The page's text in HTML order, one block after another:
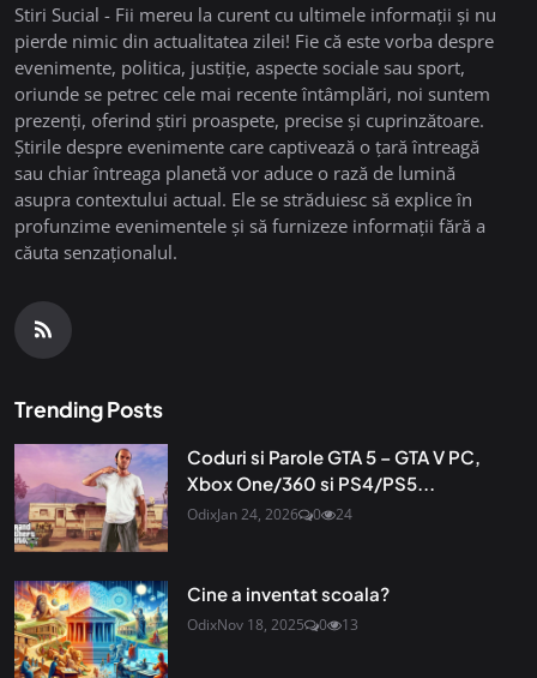
Stiri Sucial - Fii mereu la curent cu ultimele informații și nu
pierde nimic din actualitatea zilei! Fie că este vorba despre
evenimente, politica, justiție, aspecte sociale sau sport,
oriunde se petrec cele mai recente întâmplări, noi suntem
prezenți, oferind știri proaspete, precise și cuprinzătoare.
Știrile despre evenimente care captivează o țară întreagă
sau chiar întreaga planetă vor aduce o rază de lumină
asupra contextului actual. Ele se străduiesc să explice în
profunzime evenimentele și să furnizeze informații fără a
căuta senzaționalul.
Trending Posts
Coduri si Parole GTA 5 – GTA V PC,
Xbox One/360 si PS4/PS5...
OdixJan 24, 2026 0 24
Cine a inventat scoala?
OdixNov 18, 2025 0 13